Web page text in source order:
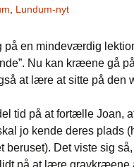
Lundum-nyt
på en mindeværdig
Nu kan kræene gå
at lære at sitte på den
tid på at fortælle Joan,
jo kende deres plads
Det viste sig
lidt på at lære